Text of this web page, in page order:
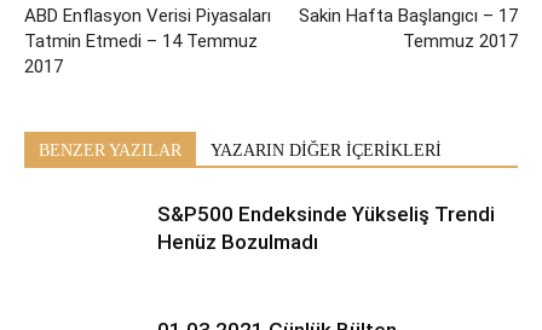
ABD Enflasyon Verisi Piyasaları
Tatmin Etmedi – 14 Temmuz
2017
Sakin Hafta Başlangıcı – 17
Temmuz 2017
BENZER YAZILAR YAZARIN DİĞER İÇERİKLERİ
S&P500 Endeksinde Yükseliş Trendi
Henüz Bozulmadı